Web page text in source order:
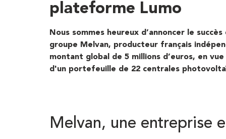
plateforme Lumo
Nous sommes heureux d’annoncer le
groupe Melvan, producteur français
montant global de 5 millions d’euros, en
d'un portefeuille de 22 centrales
Melvan, une entreprise